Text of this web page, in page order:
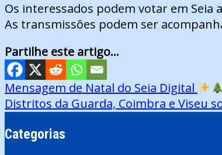
Os interessados podem votar em Seia
As transmissões podem ser
Partilhe este artigo...
Navegação
de
artigos
Mensagem de Natal do Seia Digital
Distritos da Guarda, Coimbra e Viseu
Categorias